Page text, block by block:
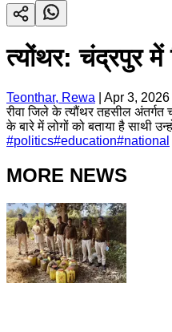
त्योंथर: चंद्रपुर में
Teonthar, Rewa
Apr 3, 2026
रीवा जिले के त्यौंथर तहसील अंतर्गत
के बारे में लोगों को बताया है साथी
#politics#education#national
MORE NEWS